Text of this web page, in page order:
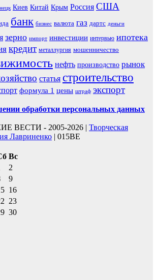
Киев Китай Крым Россия США
банк бизнес валюта газ дартс деньги
зерно импорт инвестиции интервью ипотека
кредит металлургия мошенничество
нефть производство рынок
статья строительство
формула 1 цены штраф экспорт
обработки персональных данных
ВЕСТИ - 2005-2026 | Творческая
Лавриненко | 015BE
Вс
2
9
16
23
30